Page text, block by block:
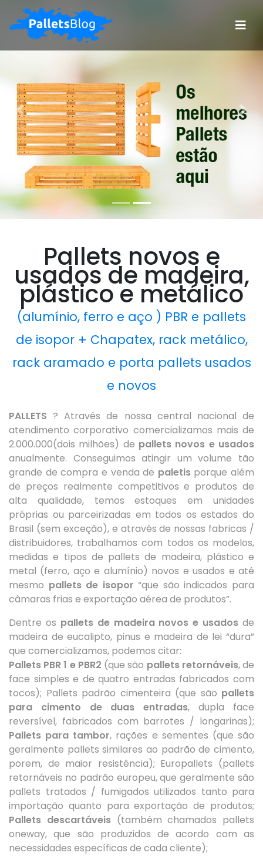
Anterior
Pallets novos e
usados de madeira,
plástico e metálico
(alumínio, ferro e aço ) PBR e pallets
de isopor + Chapatex, rack metálico,
rack aramado e porta pallets usados
e novos
PALLETS ? Através de nossa central nacional de
atendimento corporativo comercializamos mais de
2.000.000(dois milhões) de pallets novos e usados
anualmente. Conseguimos atingir um volume tão
grande de compra e venda de paletisporque além
de preços realmente competitivos e produtos de
alta qualidade, temos estoques em unidades
próprias ou parceirizadas em todos os estados do
Brasil (sem exceção), e através de nossas fabricas /
distribuidores, trabalhamos com todos os modelos,
medidas e tipos de pallets de madeira, plástico e
metal (ferro, aço e alumínio) novos e usados e até
mesmo pallets de isopor “que são indicados para
câmaras frias e exportação aérea de produtos”.
Dentre os pallets de madeira novos e usados de
madeira de eucalipto, pinus e madeira de lei “dura”
que comercializamos, podemos citar:
Pallets PBR 1 e PBR2 (que são pallets retornáveis, de
face simples e de quatro entradas fabricados com
tocos); Pallets padrão cimenteira (que são pallets
para cimento de duas entradas, dupla face
reversível, fabricados com barrotes / longarinas);
Pallets para tambor, rações e sementes (que são
geralmente pallets similares ao padrão de cimento,
porem, de maior resistência); Europallets (pallets
retornáveis no padrão europeu, que geralmente são
pallets tratados / fumigados utilizados tanto para
importação quanto para exportação de produtos;
Pallets descartáveis(também chamados pallets
oneway, que são produzidos de acordo com as
necessidades específicas de cada cliente);